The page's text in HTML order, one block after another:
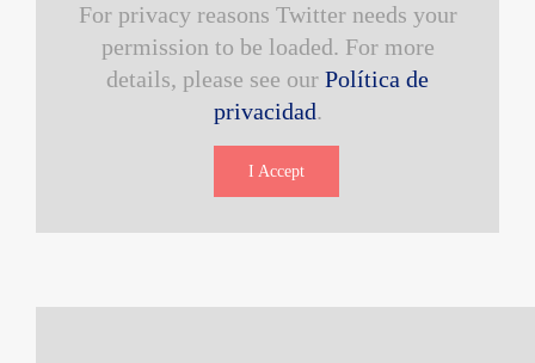
For privacy reasons Twitter needs your
permission to be loaded. For more
details, please see our Política de
privacidad.
I Accept